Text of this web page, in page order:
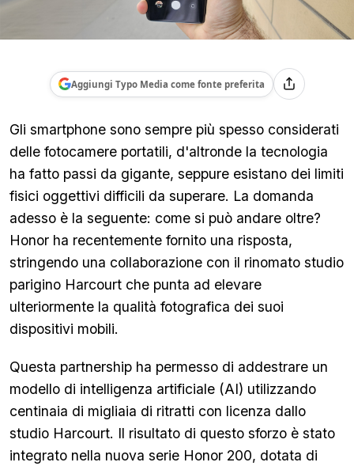
Aggiungi Typo Media come fonte preferita
Gli smartphone sono sempre più spesso considerati
delle fotocamere portatili, d'altronde la tecnologia
ha fatto passi da gigante, seppure esistano dei limiti
fisici oggettivi difficili da superare. La domanda
adesso è la seguente: come si può andare oltre?
Honor ha recentemente fornito una risposta,
stringendo una collaborazione con il rinomato studio
parigino Harcourt che punta ad elevare
ulteriormente la qualità fotografica dei suoi
dispositivi mobili.
Questa partnership ha permesso di addestrare un
modello di intelligenza artificiale (AI) utilizzando
centinaia di migliaia di ritratti con licenza dallo
studio Harcourt. Il risultato di questo sforzo è stato
integrato nella nuova serie Honor 200, dotata di